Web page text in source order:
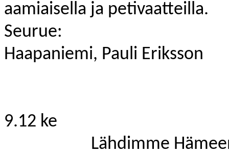
aamiaisella ja petivaatteilla.
Seurue:
Haapaniemi, Pauli Eriksson
9.12 ke
Lähdimme